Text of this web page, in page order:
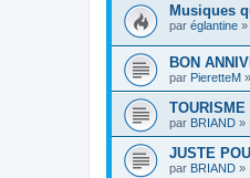
Musiques
par églantine »
BON
par PieretteM »
TOURISME
par BRIAND »
JUSTE
par BRIAND »